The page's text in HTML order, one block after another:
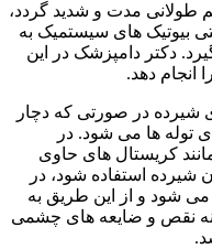
طولانی مدت و شدید گردد،
بیوتیک های سیستمیک به
دکتر دامپزشک در این
انجام دهد.
شیرده در صورتی که دچار
توله ها می شود. در
کریستال های حاوی
شیرده استفاده شود، در
می شود و از این طریق به
گونه نقص و ضایعه های چشمی